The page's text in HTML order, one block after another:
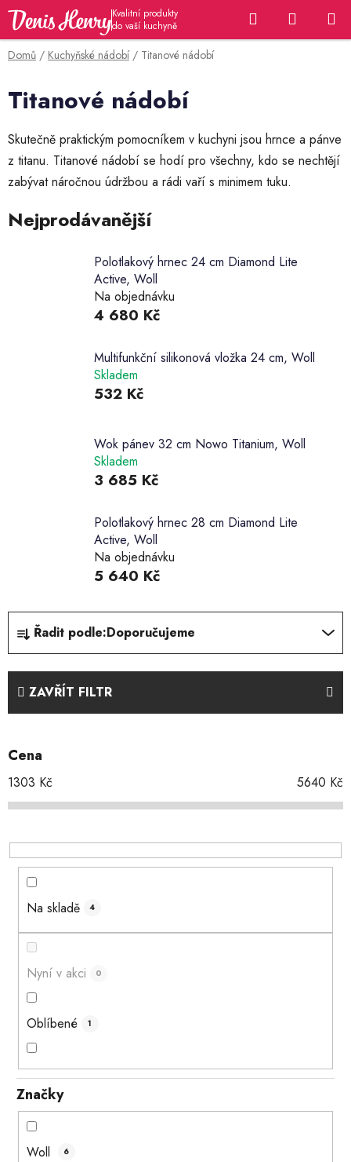
Přejít
obsah
Hledat
KOŠÍK
Domů / Kuchyňské nádobí / Titanové nádobí
Titanové nádobí
Skutečně praktickým pomocníkem v kuchyni jsou hrnce a pánve
z titanu. Titanové nádobí se hodí pro všechny, kdo se nechtějí
zabývat náročnou údržbou a rádi vaří s minimem tuku.
Nejprodávanější
Polotlakový hrnec 24 cm Diamond Lite
Active, Woll
Na objednávku
4 680 Kč
Multifunkční silikonová vložka 24 cm, Woll
Skladem
532 Kč
Wok pánev 32 cm Nowo Titanium, Woll
Skladem
3 685 Kč
Polotlakový hrnec 28 cm Diamond Lite
Active, Woll
Na objednávku
5 640 Kč
Ř
z
í
p
r
o
d
k
t
Řadit podle:Doporučujeme
ZAVŘÍT FILTR
Cena
1303 Kč 5640 Kč
Na skladě 4
Nyní v akci 0
Oblíbené 1
Značky
Woll 6